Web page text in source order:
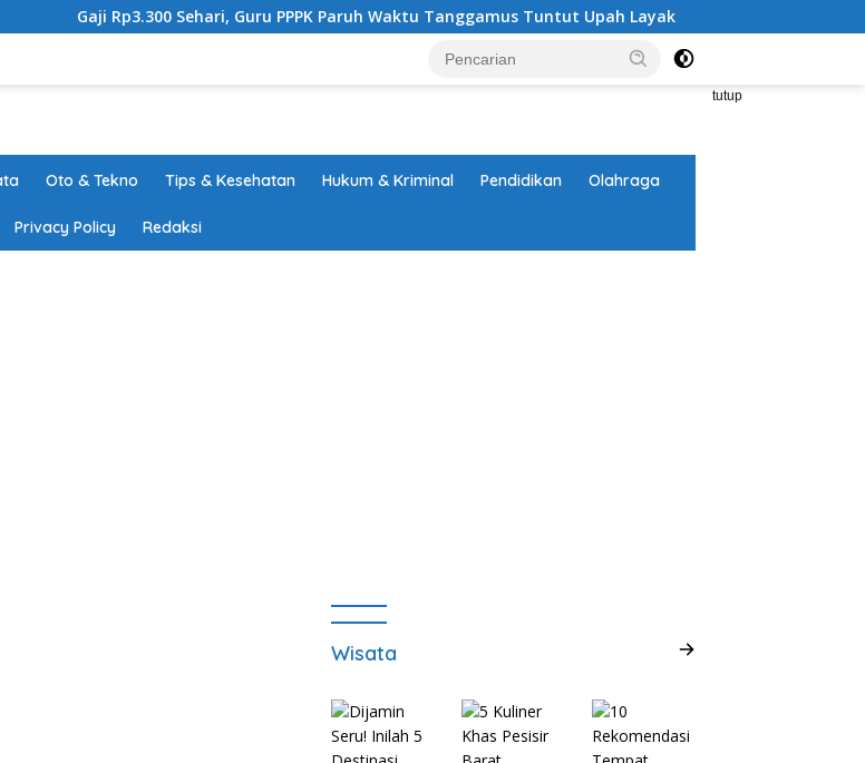
Gaji Rp3.300 Sehari, Guru PPPK Paruh Waktu Tanggamus Tuntut Upah Layak
tutup
Oto & Tekno Tips & Kesehatan Hukum & Kriminal Pendidikan Olahraga
Privacy Policy Redaksi
Wisata